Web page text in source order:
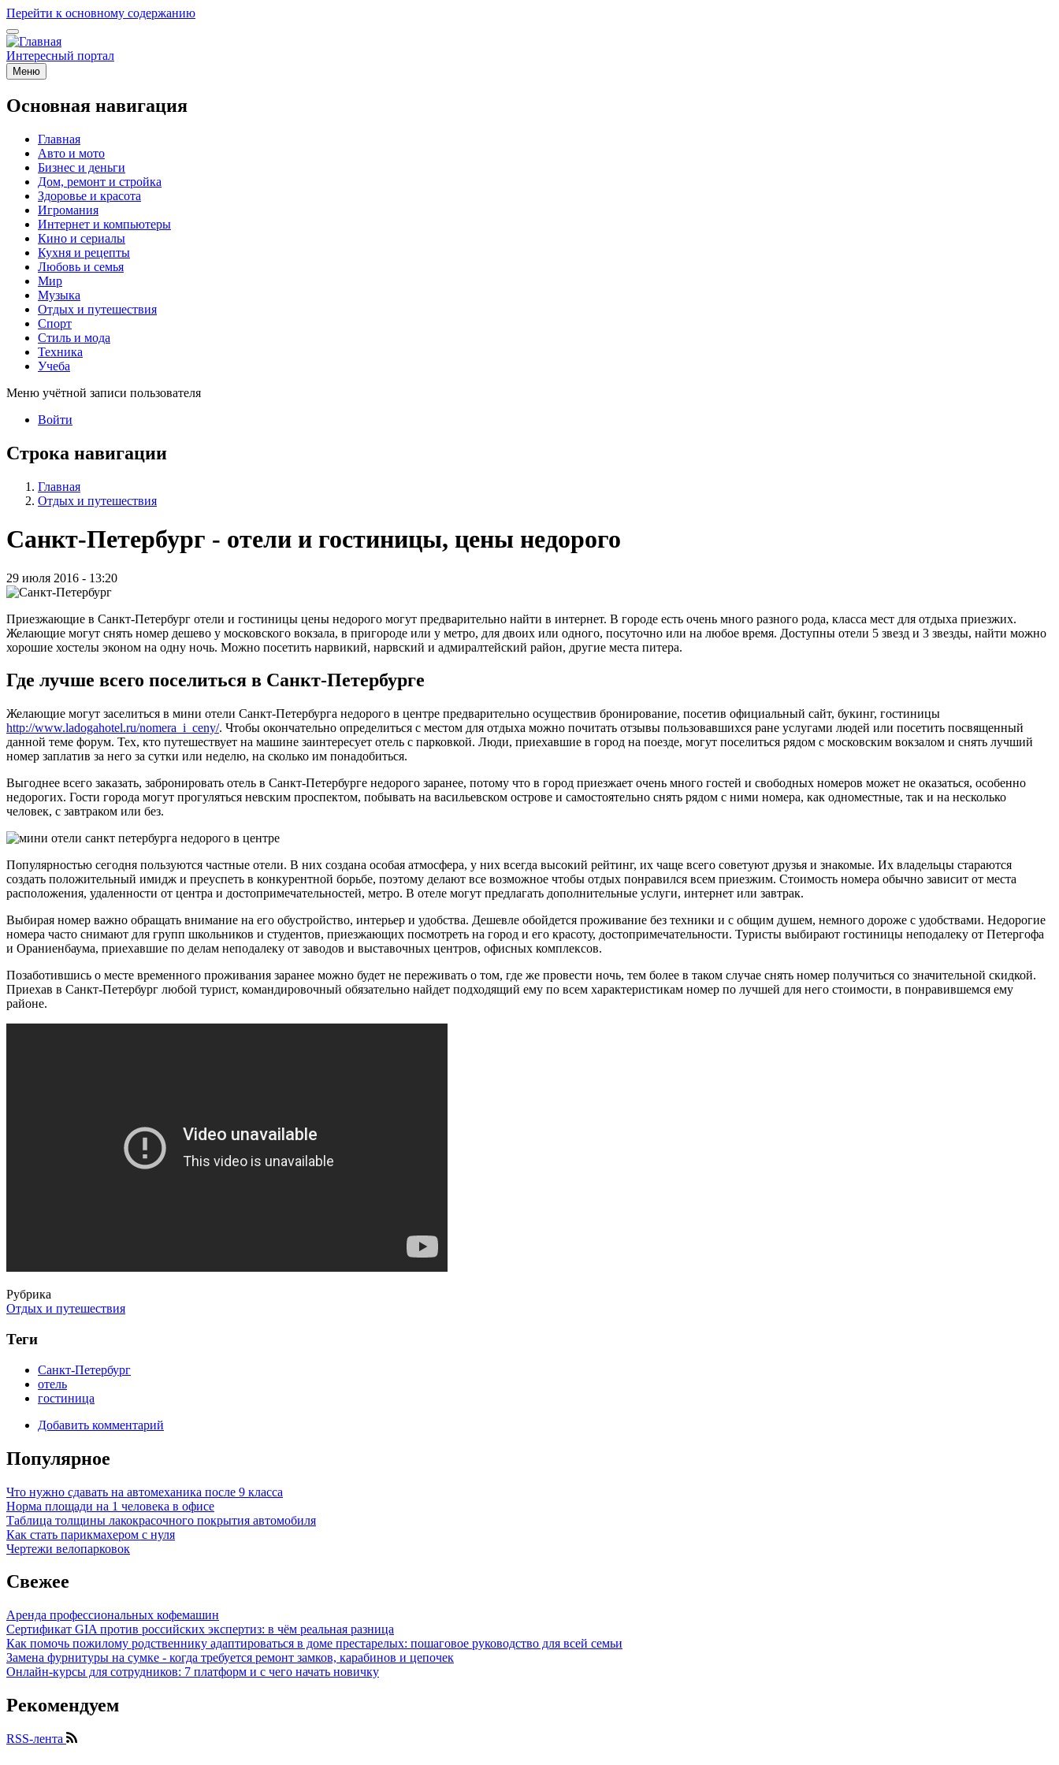
Перейти к основному содержанию
Интересный портал
Меню
Основная навигация
Главная
Авто и мото
Бизнес и деньги
Дом, ремонт и стройка
Здоровье и красота
Игромания
Интернет и компьютеры
Кино и сериалы
Кухня и рецепты
Любовь и семья
Мир
Музыка
Отдых и путешествия
Спорт
Стиль и мода
Техника
Учеба
Меню учётной записи пользователя
Войти
Строка навигации
Главная
Отдых и путешествия
Санкт-Петербург - отели и гостиницы, цены недорого
29 июля 2016 - 13:20
Приезжающие в Санкт-Петербург отели и гостиницы цены недорого могут предварительно найти в интернет. В городе есть очень много разного рода, класса мест для отдыха приезжих.
Желающие могут снять номер дешево у московского вокзала, в пригороде или у метро, для двоих или одного, посуточно или на любое время. Доступны отели 5 звезд и 3 звезды, найти можно
хорошие хостелы эконом на одну ночь. Можно посетить нарвикий, нарвский и адмиралтейский район, другие места питера.
Где лучше всего поселиться в Санкт-Петербурге
Желающие могут заселиться в мини отели Санкт-Петербурга недорого в центре предварительно осуществив бронирование, посетив официальный сайт, букинг, гостиницы
http://www.ladogahotel.ru/nomera_i_ceny/. Чтобы окончательно определиться с местом для отдыха можно почитать отзывы пользовавшихся ране услугами людей или посетить посвященный
данной теме форум. Тех, кто путешествует на машине заинтересует отель с парковкой. Люди, приехавшие в город на поезде, могут поселиться рядом с московским вокзалом и снять лучший
номер заплатив за него за сутки или неделю, на сколько им понадобиться.
Выгоднее всего заказать, забронировать отель в Санкт-Петербурге недорого заранее, потому что в город приезжает очень много гостей и свободных номеров может не оказаться, особенно
недорогих. Гости города могут прогуляться невским проспектом, побывать на васильевском острове и самостоятельно снять рядом с ними номера, как одноместные, так и на несколько
человек, с завтраком или без.
Популярностью сегодня пользуются частные отели. В них создана особая атмосфера, у них всегда высокий рейтинг, их чаще всего советуют друзья и знакомые. Их владельцы стараются
создать положительный имидж и преуспеть в конкурентной борьбе, поэтому делают все возможное чтобы отдых понравился всем приезжим. Стоимость номера обычно зависит от места
расположения, удаленности от центра и достопримечательностей, метро. В отеле могут предлагать дополнительные услуги, интернет или завтрак.
Выбирая номер важно обращать внимание на его обустройство, интерьер и удобства. Дешевле обойдется проживание без техники и с общим душем, немного дороже с удобствами. Недорогие
номера часто снимают для групп школьников и студентов, приезжающих посмотреть на город и его красоту, достопримечательности. Туристы выбирают гостиницы неподалеку от Петергофа
и Ораниенбаума, приехавшие по делам неподалеку от заводов и выставочных центров, офисных комплексов.
Позаботившись о месте временного проживания заранее можно будет не переживать о том, где же провести ночь, тем более в таком случае снять номер получиться со значительной скидкой.
Приехав в Санкт-Петербург любой турист, командировочный обязательно найдет подходящий ему по всем характеристикам номер по лучшей для него стоимости, в понравившемся ему
районе.
Рубрика
Отдых и путешествия
Теги
Санкт-Петербург
отель
гостиница
Добавить комментарий
Популярное
Что нужно сдавать на автомеханика после 9 класса
Норма площади на 1 человека в офисе
Таблица толщины лакокрасочного покрытия автомобиля
Как стать парикмахером с нуля
Чертежи велопарковок
Свежее
Аренда профессиональных кофемашин
Сертификат GIA против российских экспертиз: в чём реальная разница
Как помочь пожилому родственнику адаптироваться в доме престарелых: пошаговое руководство для всей семьи
Замена фурнитуры на сумке - когда требуется ремонт замков, карабинов и цепочек
Онлайн-курсы для сотрудников: 7 платформ и с чего начать новичку
Рекомендуем
RSS-лента